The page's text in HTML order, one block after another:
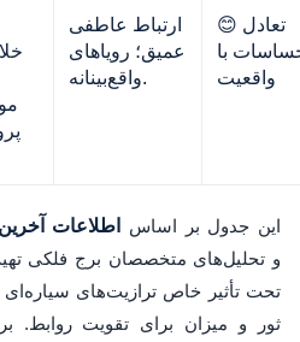
ارتباط عاطفی
عمیق؛ رویاهای
واقع‌بینانه.
😊 تعادل
با
واقعیت
این جدول بر اساس اطلاعات آخرین
تحت تأثیر خاص ترازیت‌های سیاره‌ای
ثور و میزان برای تقویت روابط.